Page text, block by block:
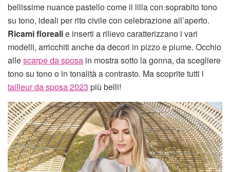
bellissime nuance pastello come il lilla con soprabito tono
su tono, ideali per rito civile con celebrazione all’aperto.
Ricami florealie inserti a rilievo caratterizzano i vari
modelli, arricchiti anche da decori in pizzo e piume. Occhio
allescarpe da sposa in mostra sotto la gonna, da scegliere
tono su tono o in tonalità a contrasto. Ma scoprite tutti i
tailleur da sposa 2023 più belli!